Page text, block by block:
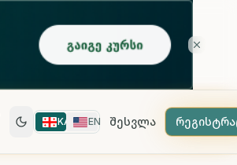
KA EN შესვლა